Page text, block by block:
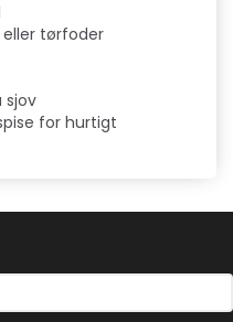
tørfoder
sjov
for hurtigt